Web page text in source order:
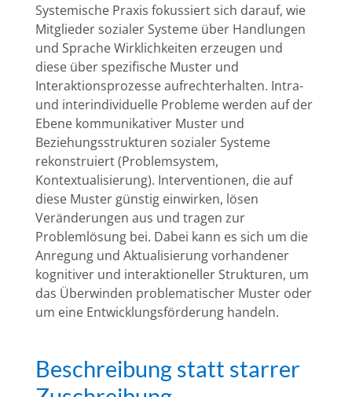
Systemische Praxis fokussiert sich darauf, wie
Mitglieder sozialer Systeme über Handlungen
und Sprache Wirklichkeiten erzeugen und
diese über spezifische Muster und
Interaktionsprozesse aufrechterhalten. Intra-
und interindividuelle Probleme werden auf der
Ebene kommunikativer Muster und
Beziehungsstrukturen sozialer Systeme
rekonstruiert (Problemsystem,
Kontextualisierung). Interventionen, die auf
diese Muster günstig einwirken, lösen
Veränderungen aus und tragen zur
Problemlösung bei. Dabei kann es sich um die
Anregung und Aktualisierung vorhandener
kognitiver und interaktioneller Strukturen, um
das Überwinden problematischer Muster oder
um eine Entwicklungsförderung handeln.
Beschreibung statt starrer